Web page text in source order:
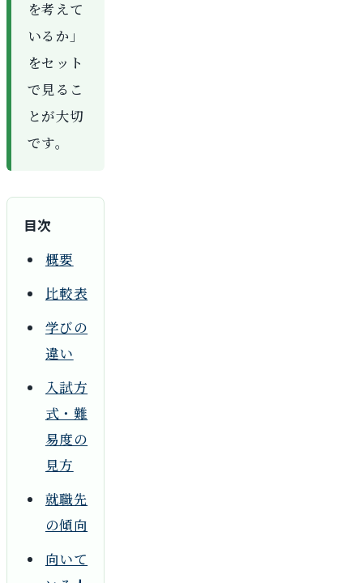
を考えて
いるか」
をセット
で見るこ
とが大切
です。
目次
概要
比較表
学びの
違い
入試方
式・難
易度の
見方
就職先
の傾向
向いて